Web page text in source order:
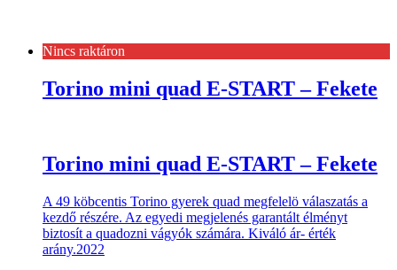
Nincs raktáron
Torino mini quad E-START – Fekete
Torino mini quad E-START – Fekete
A 49 köbcentis Torino gyerek quad megfelelö válaszatás a
kezdő részére. Az egyedi megjelenés garantált élményt
biztosít a quadozni vágyók számára. Kiváló ár- érték
arány.2022